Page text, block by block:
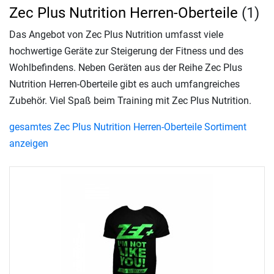
Zec Plus Nutrition Herren-Oberteile (1)
Das Angebot von Zec Plus Nutrition umfasst viele
hochwertige Geräte zur Steigerung der Fitness und des
Wohlbefindens. Neben Geräten aus der Reihe Zec Plus
Nutrition Herren-Oberteile gibt es auch umfangreiches
Zubehör. Viel Spaß beim Training mit Zec Plus Nutrition.
gesamtes Zec Plus Nutrition Herren-Oberteile Sortiment
anzeigen